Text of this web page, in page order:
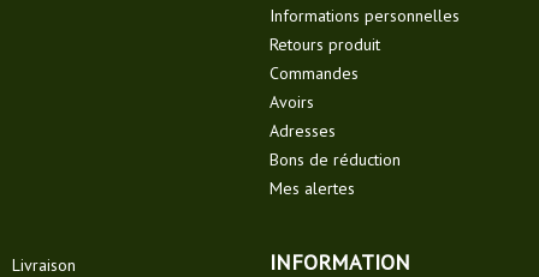
Informations personnelles
Retours produit
Commandes
Avoirs
Adresses
Bons de réduction
Mes alertes
Livraison
INFORMATION